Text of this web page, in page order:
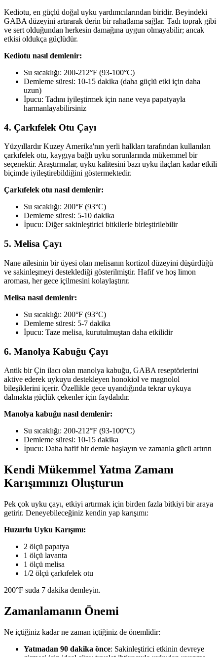
Kediotu, en güçlü doğal uyku yardımcılarından biridir. Beyindeki
GABA düzeyini artırarak derin bir rahatlama sağlar. Tadı toprak gibi
ve sert olduğundan herkesin damağına uygun olmayabilir; ancak
etkisi oldukça güçlüdür.
Kediotu nasıl demlenir:
Su sıcaklığı: 200-212°F (93-100°C)
Demleme süresi: 10-15 dakika (daha güçlü etki için daha
uzun)
İpucu: Tadını iyileştirmek için nane veya papatyayla
harmanlayabilirsiniz
4. Çarkıfelek Otu Çayı
Yüzyıllardır Kuzey Amerika'nın yerli halkları tarafından kullanılan
çarkıfelek otu, kaygıya bağlı uyku sorunlarında mükemmel bir
seçenektir. Araştırmalar, uyku kalitesini bazı uyku ilaçları kadar etkili
biçimde iyileştirebildiğini göstermektedir.
Çarkıfelek otu nasıl demlenir:
Su sıcaklığı: 200°F (93°C)
Demleme süresi: 5-10 dakika
İpucu: Diğer sakinleştirici bitkilerle birleştirilebilir
5. Melisa Çayı
Nane ailesinin bir üyesi olan melisanın kortizol düzeyini düşürdüğü
ve sakinleşmeyi desteklediği gösterilmiştir. Hafif ve hoş limon
aroması, her gece içilmesini kolaylaştırır.
Melisa nasıl demlenir:
Su sıcaklığı: 200°F (93°C)
Demleme süresi: 5-7 dakika
İpucu: Taze melisa, kurutulmuştan daha etkilidir
6. Manolya Kabuğu Çayı
Antik bir Çin ilacı olan manolya kabuğu, GABA reseptörlerini
aktive ederek uykuyu destekleyen honokiol ve magnolol
bileşiklerini içerir. Özellikle gece uyandığında tekrar uykuya
dalmakta güçlük çekenler için faydalıdır.
Manolya kabuğu nasıl demlenir:
Su sıcaklığı: 200-212°F (93-100°C)
Demleme süresi: 10-15 dakika
İpucu: Daha hafif bir demle başlayın ve zamanla gücü artırın
Kendi Mükemmel Yatma Zamanı
Karışımınızı Oluşturun
Pek çok uyku çayı, etkiyi artırmak için birden fazla bitkiyi bir araya
getirir. Deneyebileceğiniz kendin yap karışımı:
Huzurlu Uyku Karışımı:
2 ölçü papatya
1 ölçü lavanta
1 ölçü melisa
1/2 ölçü çarkıfelek otu
200°F suda 7 dakika demleyin.
Zamanlamanın Önemi
Ne içtiğiniz kadar ne zaman içtiğiniz de önemlidir:
Yatmadan 90 dakika önce: Sakinleştirici etkinin devreye